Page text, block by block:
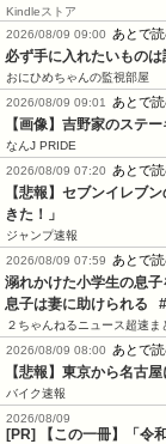
Kindleストア
2026/08/09 09:00
あとで
必ず手に入れたいもの
おにひめちゃんの監視部屋
2026/08/09 09:01
あとで
【画像】吉野家のステ
なんJ PRIDE
2026/08/09 07:20
あとで
【悲報】セブンイレブ
きた！」
ジャンプ速報
2026/08/09 07:59
あとで
溺れかけた小学生の息
息子は妻に助けられる
２ちゃんねるニュース超速ま
2026/08/09 08:00
あとで
【悲報】東京から名古
バイク速報
2026/08/09
[PR] 【この一冊】「令